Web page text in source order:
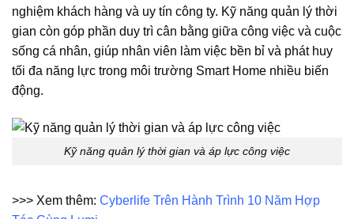
nghiệm khách hàng và uy tín công ty. Kỹ năng quản lý thời
gian còn góp phần duy trì cân bằng giữa công việc và cuộc
sống cá nhân, giúp nhân viên làm việc bền bỉ và phát huy
tối đa năng lực trong môi trường Smart Home nhiều biến
động.
Kỹ năng quản lý thời gian và áp lực công việc
>>> Xem thêm: Cyberlife Trên Hành Trình 10 Năm Hợp